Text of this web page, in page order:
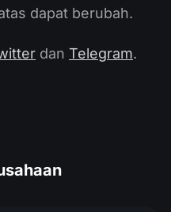
dapat berubah.
dan Telegram.